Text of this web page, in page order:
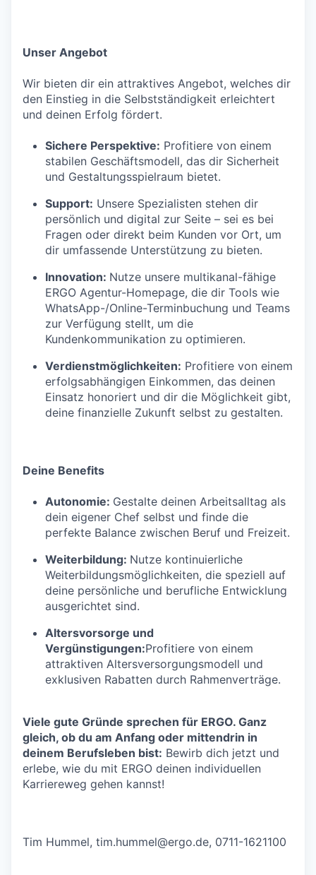
Unser Angebot
Wir bieten dir ein attraktives Angebot, welches dir
den Einstieg in die Selbstständigkeit erleichtert
und deinen Erfolg fördert.
Sichere Perspektive: Profitiere von einem
stabilen Geschäftsmodell, das dir Sicherheit
und Gestaltungsspielraum bietet.
Support: Unsere Spezialisten stehen dir
persönlich und digital zur Seite – sei es bei
Fragen oder direkt beim Kunden vor Ort, um
dir umfassende Unterstützung zu bieten.
Innovation: Nutze unsere multikanal-fähige
ERGO Agentur-Homepage, die dir Tools wie
WhatsApp-/Online-Terminbuchung und Teams
zur Verfügung stellt, um die
Kundenkommunikation zu optimieren.
Verdienstmöglichkeiten: Profitiere von einem
erfolgsabhängigen Einkommen, das deinen
Einsatz honoriert und dir die Möglichkeit gibt,
deine finanzielle Zukunft selbst zu gestalten.
Deine Benefits
Autonomie: Gestalte deinen Arbeitsalltag als
dein eigener Chef selbst und finde die
perfekte Balance zwischen Beruf und Freizeit.
Weiterbildung: Nutze kontinuierliche
Weiterbildungsmöglichkeiten, die speziell auf
deine persönliche und berufliche Entwicklung
ausgerichtet sind.
Altersvorsorge und
Vergünstigungen:Profitiere von einem
attraktiven Altersversorgungsmodell und
exklusiven Rabatten durch Rahmenverträge.
Viele gute Gründe sprechen für ERGO. Ganz
gleich, ob du am Anfang oder mittendrin in
deinem Berufsleben bist: Bewirb dich jetzt und
erlebe, wie du mit ERGO deinen individuellen
Karriereweg gehen kannst!
Tim Hummel, tim.hummel@ergo.de, 0711-1621100